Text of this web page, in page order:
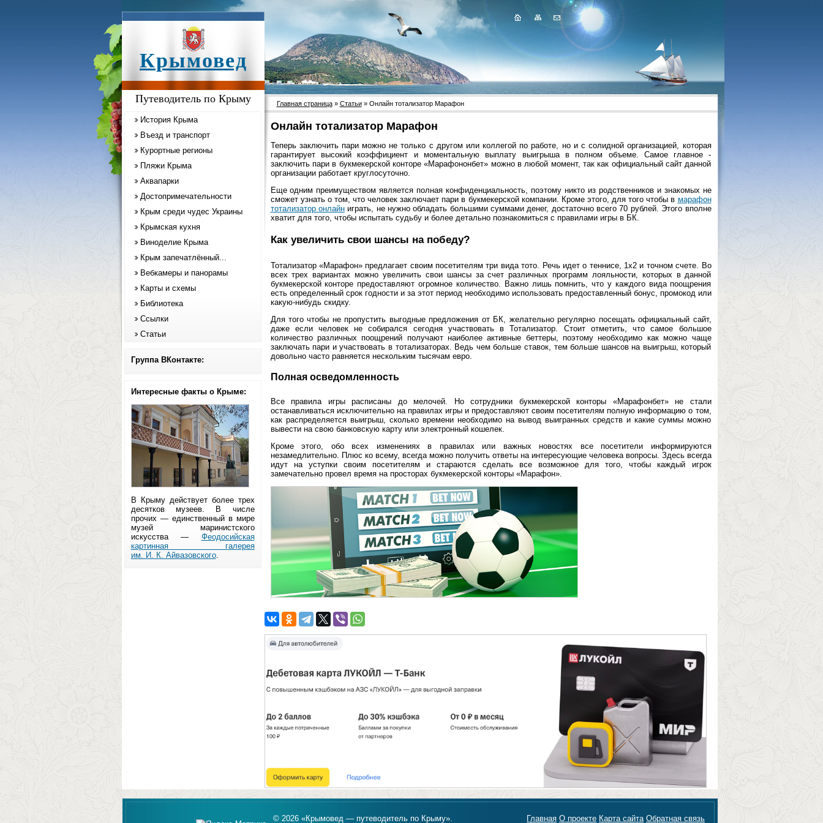
Крымовед
Путеводитель по Крыму
История Крыма
Въезд и транспорт
Курортные регионы
Пляжи Крыма
Аквапарки
Достопримечательности
Крым среди чудес Украины
Крымская кухня
Виноделие Крыма
Крым запечатлённый...
Вебкамеры и панорамы
Карты и схемы
Библиотека
Ссылки
Статьи
Группа ВКонтакте:
Интересные факты о Крыме:
В Крыму действует более трех
десятков музеев. В числе
прочих — единственный в мире
музей маринистского
искусства — Феодосийская
картинная галерея
им. И. К. Айвазовского.
Главная страница» Статьи» Онлайн тотализатор Марафон
Онлайн тотализатор Марафон
Теперь заключить пари можно не только с другом или коллегой по работе, но и с солидной организацией, которая
гарантирует высокий коэффициент и моментальную выплату выигрыша в полном объеме. Самое главное -
заключить пари в букмекерской конторе «Марафононбет» можно в любой момент, так как официальный сайт данной
организации работает круглосуточно.
Еще одним преимуществом является полная конфиденциальность, поэтому никто из родственников и знакомых не
сможет узнать о том, что человек заключает пари в букмекерской компании. Кроме этого, для того чтобы в марафон
тотализатор онлайниграть, не нужно обладать большими суммами денег, достаточно всего 70 рублей. Этого вполне
хватит для того, чтобы испытать судьбу и более детально познакомиться с правилами игры в БК.
Как увеличить свои шансы на победу?
Тотализатор «Марафон» предлагает своим посетителям три вида тото. Речь идет о теннисе, 1х2 и точном счете. Во
всех трех вариантах можно увеличить свои шансы за счет различных программ лояльности, которых в данной
букмекерской конторе предоставляют огромное количество. Важно лишь помнить, что у каждого вида поощрения
есть определенный срок годности и за этот период необходимо использовать предоставленный бонус, промокод или
какую-нибудь скидку.
Для того чтобы не пропустить выгодные предложения от БК, желательно регулярно посещать официальный сайт,
даже если человек не собирался сегодня участвовать в Тотализатор. Стоит отметить, что самое большое
количество различных поощрений получают наиболее активные беттеры, поэтому необходимо как можно чаще
заключать пари и участвовать в тотализаторах. Ведь чем больше ставок, тем больше шансов на выигрыш, который
довольно часто равняется нескольким тысячам евро.
Полная осведомленность
Все правила игры расписаны до мелочей. Но сотрудники букмекерской конторы «Марафонбет» не стали
останавливаться исключительно на правилах игры и предоставляют своим посетителям полную информацию о том,
как распределяется выигрыш, сколько времени необходимо на вывод выигранных средств и какие суммы можно
вывести на свою банковскую карту или электронный кошелек.
Кроме этого, обо всех изменениях в правилах или важных новостях все посетители информируются
незамедлительно. Плюс ко всему, всегда можно получить ответы на интересующие человека вопросы. Здесь всегда
идут на уступки своим посетителям и стараются сделать все возможное для того, чтобы каждый игрок
замечательно провел время на просторах букмекерской конторы «Марафон».
© 2026 «Крымовед — путеводитель по Крыму». Главная О проекте Карта сайта Обратная связь